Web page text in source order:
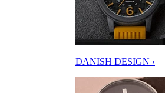
DANISH DESIGN ›